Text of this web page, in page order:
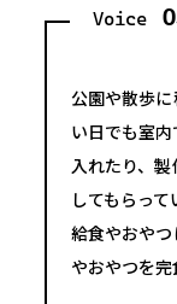
Voice
公園や散歩
い日でも室
入れたり、
してもらって
給食やおや
やおやつを完